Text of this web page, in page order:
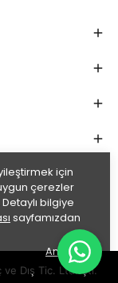
için
çerezler
bilgiye
sayfamızdan
Anladım
ve Dış Tic. Ltd. Şti.